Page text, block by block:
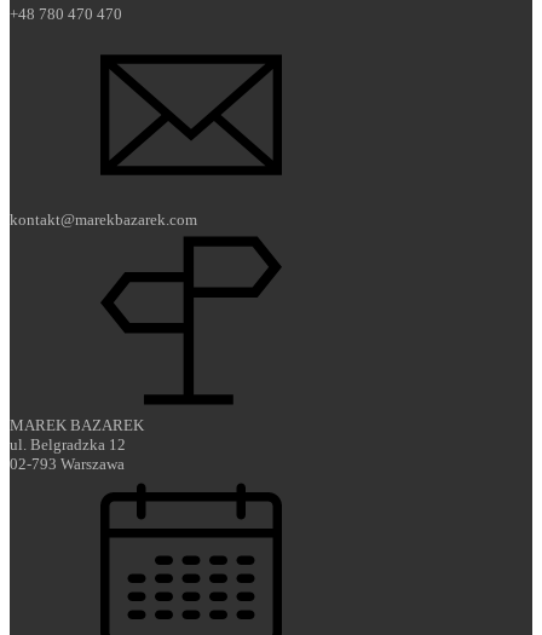
+48 780 470 470
kontakt@marekbazarek.com
MAREK BAZAREK
ul. Belgradzka 12
02-793 Warszawa